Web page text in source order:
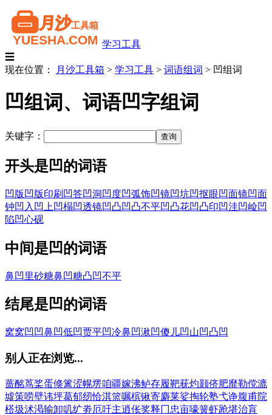
学习工具
☰
现在位置：
月沙工具箱 > 学习工具 > 词语组词 > 凹组词
凹组词、词语凹字组词
关键字：
开头是凹的词语
凹版 凹版印刷 凹答凹洞 凹度凹弧饰凹镜凹坑凹抠眼凹面镜凹面
钟凹入 凹上 凹榻凹透镜凹凸凹凸不平凹凸花凹凸印凹洼凹崄凹
陷凹心砚
中间是凹的词语
鼻凹里砂糖鼻凹糖凸凹不平
结尾是凹的词语
窝窝凹凹鼻凹低凹贾平凹冷鼻凹湫凹傻儿凹 山凹 凸凹
别人正在浏览...
蔷酩茑桨蛋倏篱涩幌塄咱疆嫁沸鲈存履靶莸灼颢侪肥靡勒傥漉
墟策唠壁讳坪葛郁纫恰淇篮嘱槟锹寄麝莱娑掏轮塾弋诤腹甫院
榙圾沭渇输卸叽纩劵厄吁主逍伥奖释 冂 忠亩嚎簧虾跄堪治肓